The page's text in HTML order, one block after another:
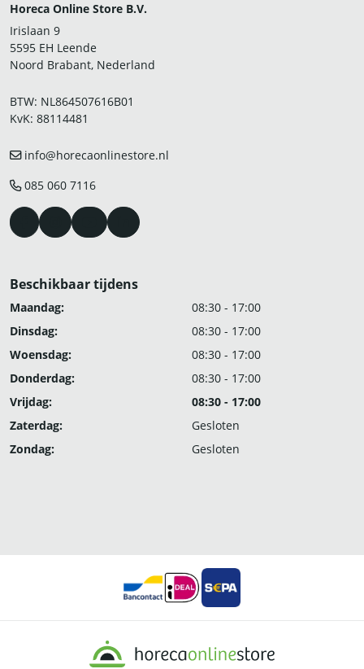
Horeca Online Store B.V.
Irislaan 9
5595 EH Leende
Noord Brabant, Nederland
BTW: NL864507616B01
KvK: 88114481
info@horecaonlinestore.nl
085 060 7116
Beschikbaar tijdens
Maandag:
08:30 - 17:00
Dinsdag:
08:30 - 17:00
Woensdag:
08:30 - 17:00
Donderdag:
08:30 - 17:00
Vrijdag:
08:30 - 17:00
Zaterdag:
Gesloten
Zondag:
Gesloten